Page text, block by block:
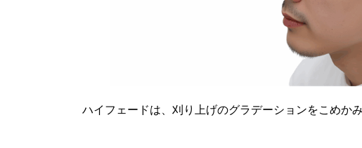
ハイフェードは、刈り上げのグラデーションをこめか